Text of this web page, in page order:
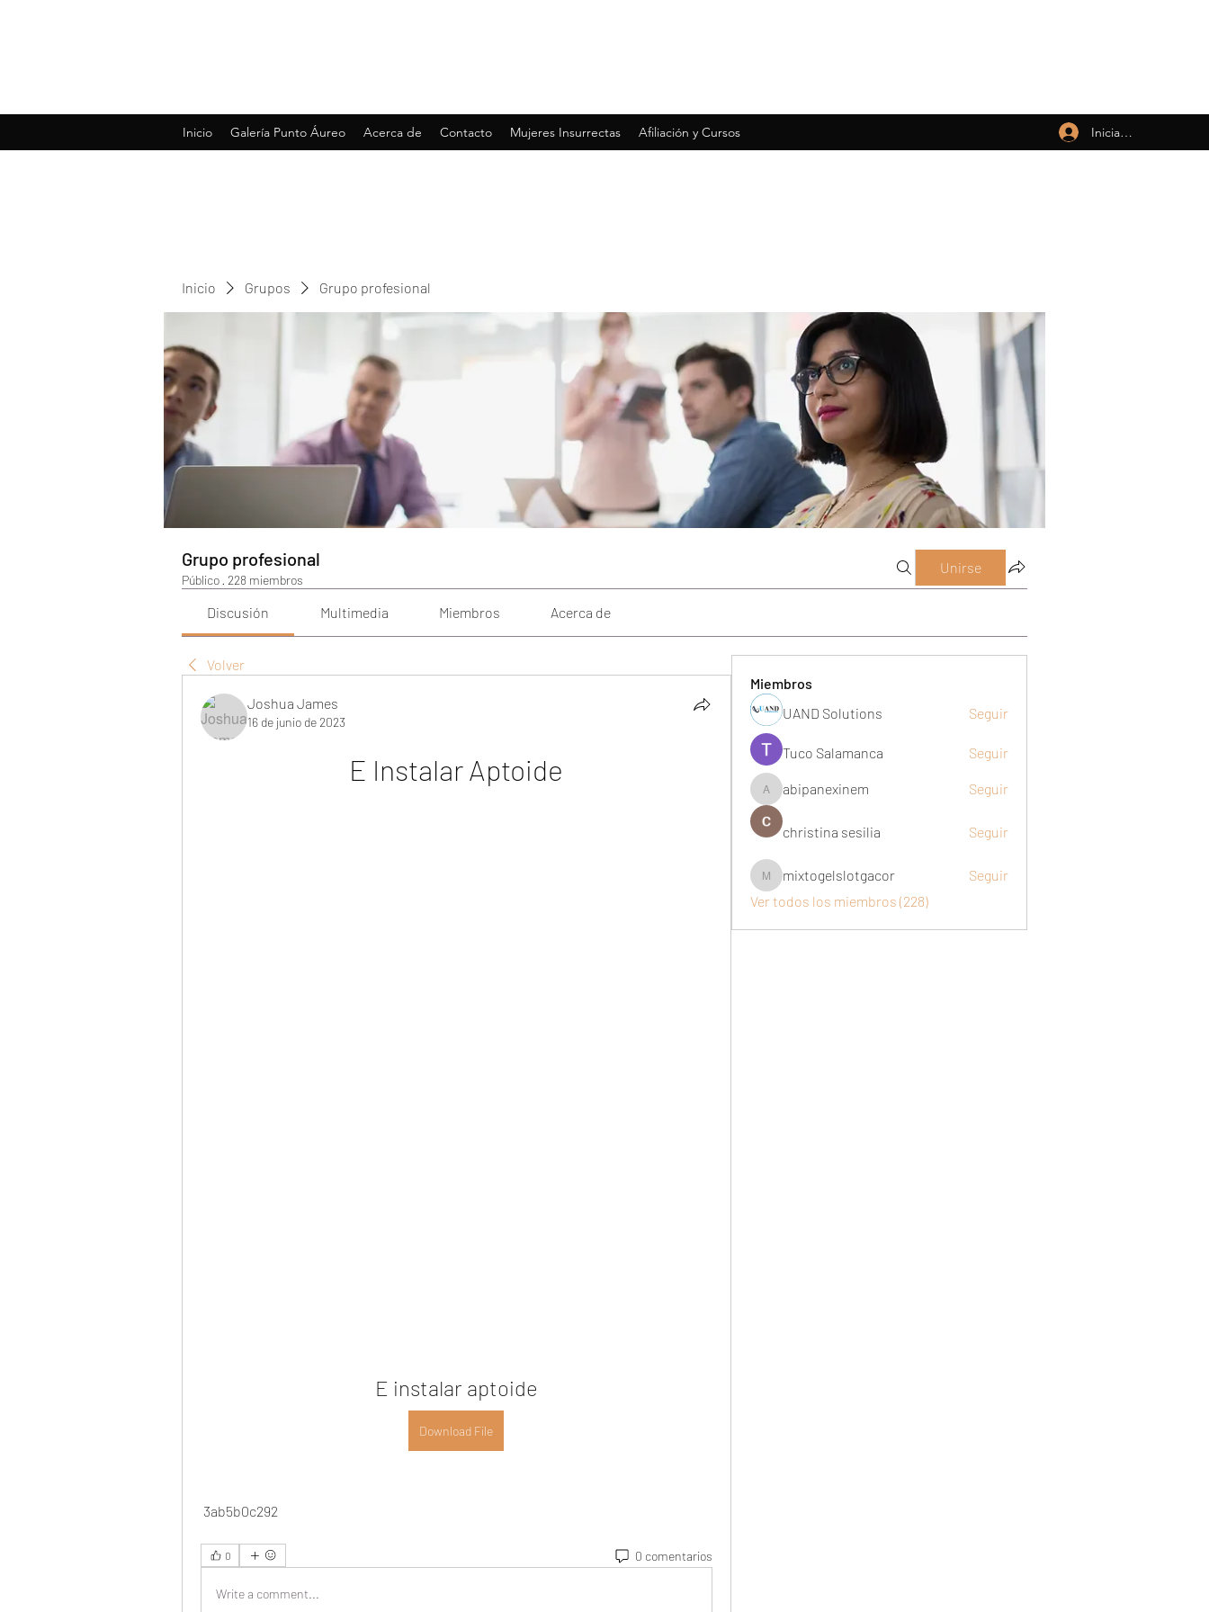
Inicio Galería Punto Áureo Acerca de Contacto Mujeres Insurrectas Afiliación y Cursos Iniciar sesión
Inicio Grupos Grupo profesional
Grupo profesional
Público · 228 miembros
Unirse
Discusión Multimedia Miembros Acerca de
Volver
Joshua James
16 de junio de 2023
E Instalar Aptoide
E instalar aptoide
Download File
3ab5b0c292
0 0 comentarios
Write a comment...
Miembros
UAND Solutions
Seguir
Tuco Salamanca Seguir
abipanexinem
abipanexinem Seguir
christina sesilia Seguir
mixtogelslotgacor
mixtogelslotgacor
Seguir
Ver todos los miembros (228)